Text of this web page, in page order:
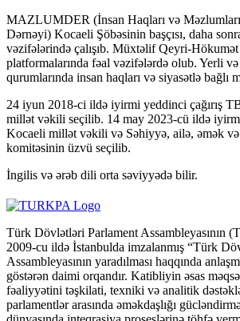
MAZLUMDER (İnsan Haqları və
Dərnəyi) Kocaeli Şöbəsinin başçısı, daha
vəzifələrində çalışıb. Müxtəlif Qeyri-
platformalarında fəal vəzifələrdə olub. Yerli
qurumlarında insan haqları və siyasətlə bağlı
24 iyun 2018-ci ildə iyirmi yeddinci çağırış
millət vəkili seçilib. 14 may 2023-cü ildə
Kocaeli millət vəkili və Səhiyyə, ailə, əmək və
komitəsinin üzvü seçilib.
İngilis və ərəb dili orta səviyyədə bilir.
Türk Dövlətləri Parlament Assambleyasının
2009-cu ildə İstanbulda imzalanmış “Türk
Assambleyasının yaradılması haqqında
göstərən daimi orqandır. Katibliyin əsas
fəaliyyətini təşkilati, texniki və analitik
parlamentlər arasında əməkdaşlığı